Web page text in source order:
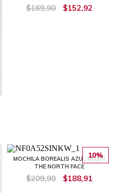
$169,90 $152,92
10%
MOCHILA BOREALIS AZUL MUJER
THE NORTH FACE
$209,90 $188,91